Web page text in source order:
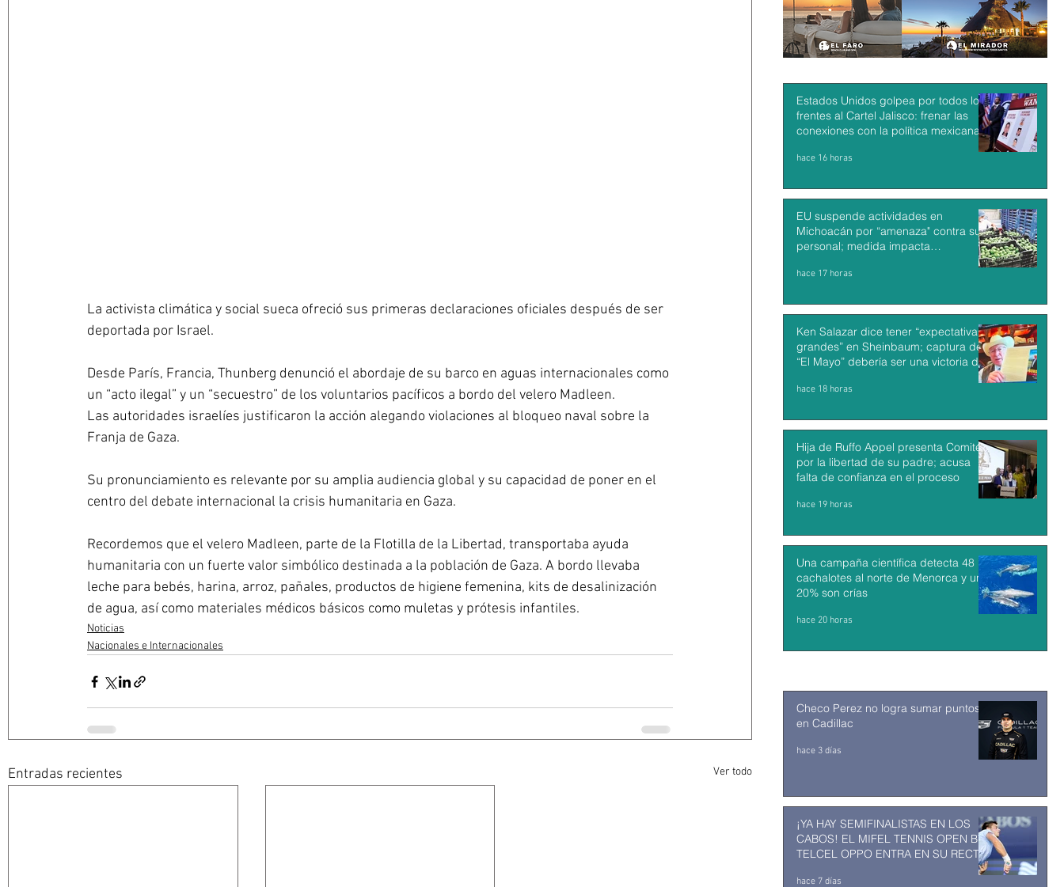
La activista climática y social sueca ofreció sus primeras declaraciones oficiales después de ser
deportada por Israel.
Desde París, Francia, Thunberg denunció el abordaje de su barco en aguas internacionales como
un “acto ilegal” y un “secuestro” de los voluntarios pacíficos a bordo del velero Madleen.
Las autoridades israelíes justificaron la acción alegando violaciones al bloqueo naval sobre la
Franja de Gaza.
Su pronunciamiento es relevante por su amplia audiencia global y su capacidad de poner en el
centro del debate internacional la crisis humanitaria en Gaza.
Recordemos que el velero Madleen, parte de la Flotilla de la Libertad, transportaba ayuda
humanitaria con un fuerte valor simbólico destinada a la población de Gaza. A bordo llevaba
leche para bebés, harina, arroz, pañales, productos de higiene femenina, kits de desalinización
de agua, así como materiales médicos básicos como muletas y prótesis infantiles.
Noticias
Nacionales e Internacionales
Entradas recientes Ver todo
Estados Unidos golpea por todos los
frentes al Cartel Jalisco: frenar las
conexiones con la política mexicana y
hace 16 horas
EU suspende actividades en
Michoacán por “amenaza" contra su
personal; medida impacta
exportaciones de aguacate mexicano
hace 17 horas
Ken Salazar dice tener “expectativas
grandes” en Sheinbaum; captura de
“El Mayo” debería ser una victoria de
hace 18 horas
Hija de Ruffo Appel presenta Comité
por la libertad de su padre; acusa
falta de confianza en el proceso
hace 19 horas
Una campaña científica detecta 48
cachalotes al norte de Menorca y un
20% son crías
hace 20 horas
Checo Perez no logra sumar puntos
en Cadillac
hace 3 días
¡YA HAY SEMIFINALISTAS EN LOS
CABOS! EL MIFEL TENNIS OPEN BY
TELCEL OPPO ENTRA EN SU RECTA
hace 7 días